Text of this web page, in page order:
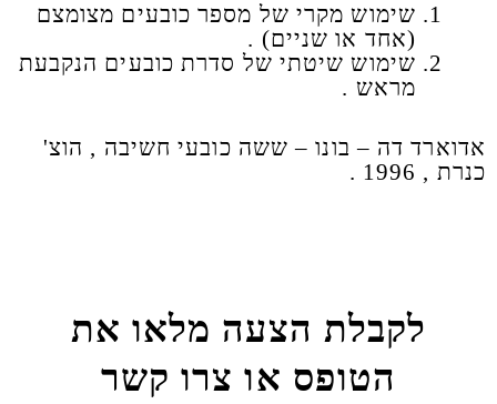
שימוש מקרי של מספר כובעים מצומצם
(אחד או שניים) .
שימוש שיטתי של סדרת כובעים הנקבעת
מראש .
אדוארד דה – בונו – ששה כובעי חשיבה , הוצ'
כנרת , 1996 .
לקבלת הצעה מלאו את
הטופס או צרו קשר